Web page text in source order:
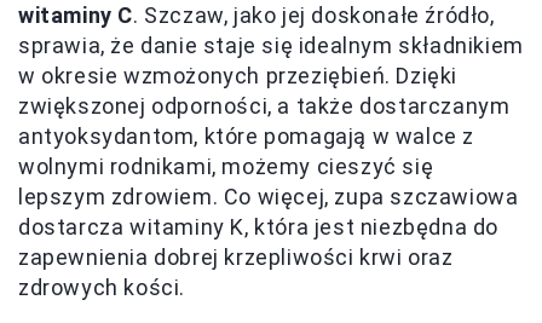
witaminy C. Szczaw, jako jej doskonałe źródło,
sprawia, że danie staje się idealnym składnikiem
w okresie wzmożonych przeziębień. Dzięki
zwiększonej odporności, a także dostarczanym
antyoksydantom, które pomagają w walce z
wolnymi rodnikami, możemy cieszyć się
lepszym zdrowiem. Co więcej, zupa szczawiowa
dostarcza witaminy K, która jest niezbędna do
zapewnienia dobrej krzepliwości krwi oraz
zdrowych kości.